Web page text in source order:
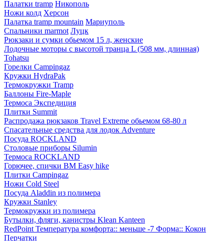
Палатки tramp Никополь
Ножи колд Херсон
Палатка tramp mountain Мариуполь
Спальники marmot Луцк
Рюкзаки и сумки обьемом 15 л, женские
Лодочные моторы с высотой транца L (508 мм, длинная)
Tohatsu
Горелки Campingaz
Кружки HydraPak
Термокружки Tramp
Баллоны Fire-Maple
Термоса Экспедиция
Плитки Summit
Распродажа рюкзаков Travel Extreme обьемом 68-80 л
Спасательные средства для лодок Adventure
Посуда ROCKLAND
Столовые приборы Silumin
Термоса ROCKLAND
Горючее, спички BM Easy hike
Плитки Campingaz
Ножи Cold Steel
Посуда Aladdin из полимера
Кружки Stanley
Термокружки из полимера
Бутылки, фляги, канистры Klean Kanteen
RedPoint Температура комфорта:: меньше -7 Форма:: Кокон
Перчатки